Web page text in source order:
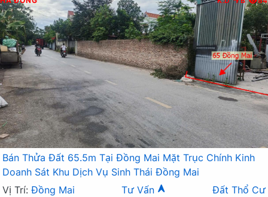
Bán Thửa Đất 65.5m Tại Đồng Mai Mặt Trục Chính Kinh
Doanh Sát Khu Dịch Vụ Sinh Thái Đồng Mai
Vị Trí: Đồng Mai Tư Vấn
Đất Thổ Cư